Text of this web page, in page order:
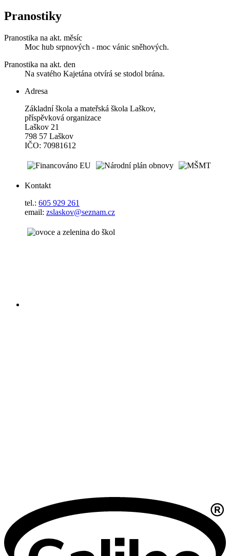
Pranostiky
Pranostika na akt. měsíc
Moc hub srpnových - moc vánic sněhových.
Pranostika na akt. den
Na svatého Kajetána otvírá se stodol brána.
Adresa
Základní škola a mateřská škola Laškov,
příspěvková organizace
Laškov 21
798 57 Laškov
IČO: 70981612
Kontakt
tel.: 605 929 261
email: zslaskov@seznam.cz